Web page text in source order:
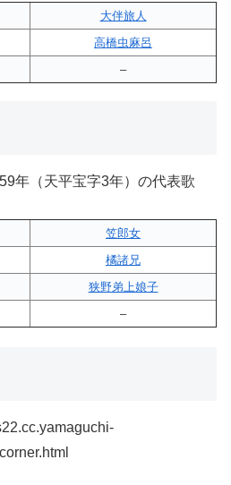
大伴旅人
高橋虫麻呂
–
年（天平宝字3年）の代表歌
笠郎女
橘諸兄
狭野弟上娘子
–